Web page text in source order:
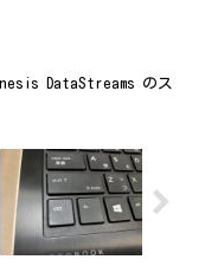
DataStreams のス